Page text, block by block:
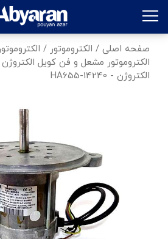
صفحه اصلی / الکتروموتور /
الکتروموتور مشعل و فن کویل الکتروژن
الکتروژن - HA655-14240